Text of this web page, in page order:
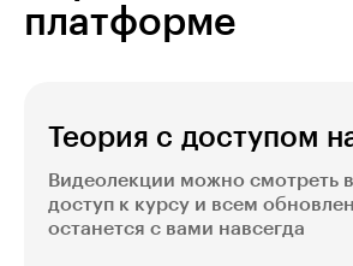
платформе
Теория с доступом
Видеолекции можно смотреть
доступ к курсу и всем
останется с вами навсегда